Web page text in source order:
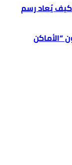
كيف يُعاد رسم